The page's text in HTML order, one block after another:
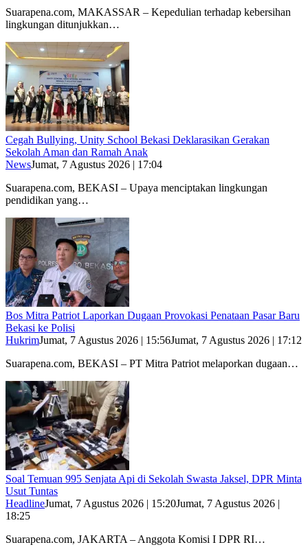
Suarapena.com, MAKASSAR – Kepedulian terhadap kebersihan
lingkungan ditunjukkan…
Cegah Bullying, Unity School Bekasi Deklarasikan Gerakan
Sekolah Aman dan Ramah Anak
NewsJumat, 7 Agustus 2026 | 17:04
Suarapena.com, BEKASI – Upaya menciptakan lingkungan
pendidikan yang…
Bos Mitra Patriot Laporkan Dugaan Provokasi Penataan Pasar Baru
Bekasi ke Polisi
HukrimJumat, 7 Agustus 2026 | 15:56Jumat, 7 Agustus 2026 | 17:12
Suarapena.com, BEKASI – PT Mitra Patriot melaporkan dugaan…
Soal Temuan 995 Senjata Api di Sekolah Swasta Jaksel, DPR Minta
Usut Tuntas
HeadlineJumat, 7 Agustus 2026 | 15:20Jumat, 7 Agustus 2026 |
18:25
Suarapena.com, JAKARTA – Anggota Komisi I DPR RI…